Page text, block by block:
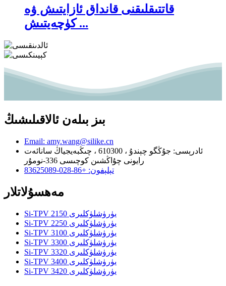
قاتتىقلىقنى قانداق ئازايتىش ۋە
كۈچەيتىش ...
بىز بىلەن ئالاقىلىشىڭ
Email: amy.wang@silike.cn
ئادرېسى: جۇڭگو چېندۇ ، 610300 ، چىڭبەيجياڭ سانائەت
رايونى چۇاڭشىن كوچىسى 336-نومۇر
تېلېفون: +86-028-83625089
مەھسۇلاتلار
Si-TPV 2150 يۈرۈشلۈكلىرى
Si-TPV 2250 يۈرۈشلۈكلىرى
Si-TPV 3100 يۈرۈشلۈكلىرى
Si-TPV 3300 يۈرۈشلۈكلىرى
Si-TPV 3320 يۈرۈشلۈكلىرى
Si-TPV 3400 يۈرۈشلۈكلىرى
Si-TPV 3420 يۈرۈشلۈكلىرى